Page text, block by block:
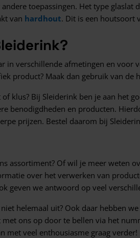
toepassingen. Het type
van hardhout. Dit is een houtsoort
in verschillende afmetingen en voor
product? Maak dan gebruik van de
klus? Bij Sleiderink ben je aan het
benodigdheden en producten.
prijzen. Bestel daarom bij
assortiment? Of wil je meer weten
over het verwerken van
geven we antwoord op veel
helemaal uit? Ook daar hebben
ons op door te bellen via het
met veel enthousiasme graag verder!